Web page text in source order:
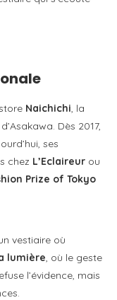
Naichichi, la
Dès 2017,
ses
chez L’Eclaireur ou
Prize of Tokyo
vestiaire où
lumière, où le geste
l’évidence, mais